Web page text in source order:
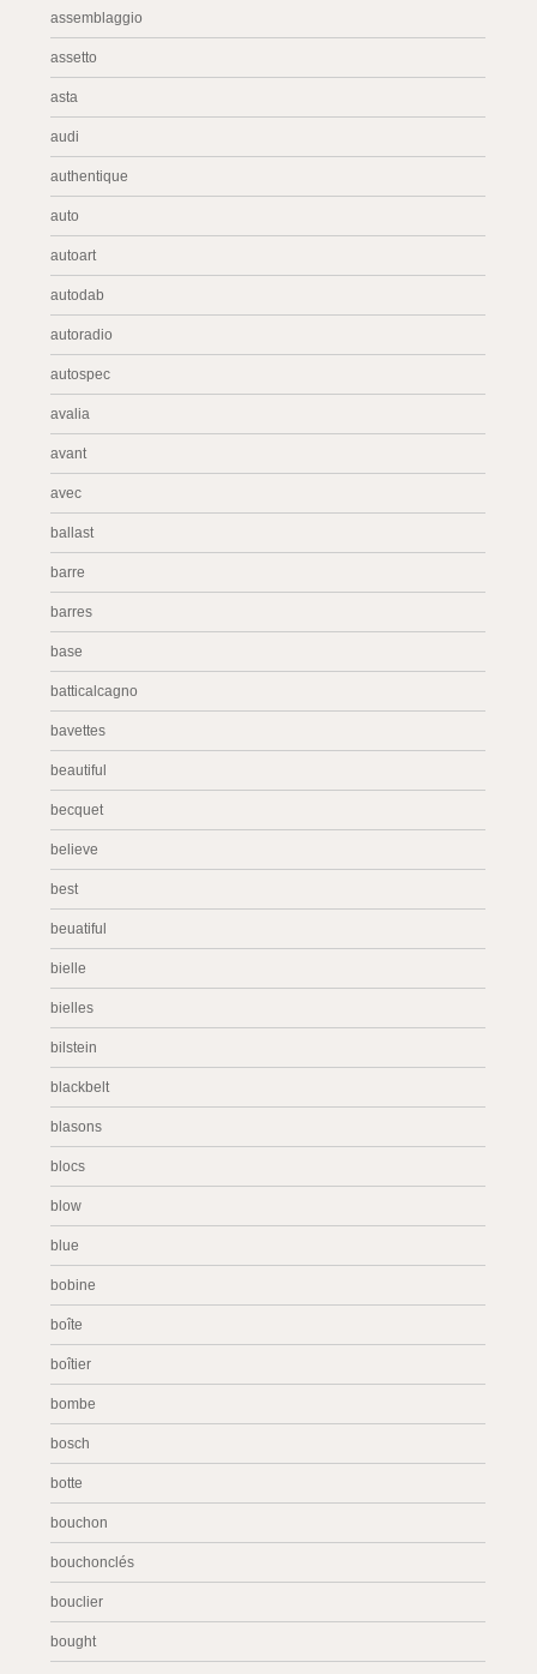
assemblaggio
assetto
asta
audi
authentique
auto
autoart
autodab
autoradio
autospec
avalia
avant
avec
ballast
barre
barres
base
batticalcagno
bavettes
beautiful
becquet
believe
best
beuatiful
bielle
bielles
bilstein
blackbelt
blasons
blocs
blow
blue
bobine
boîte
boîtier
bombe
bosch
botte
bouchon
bouchonclés
bouclier
bought